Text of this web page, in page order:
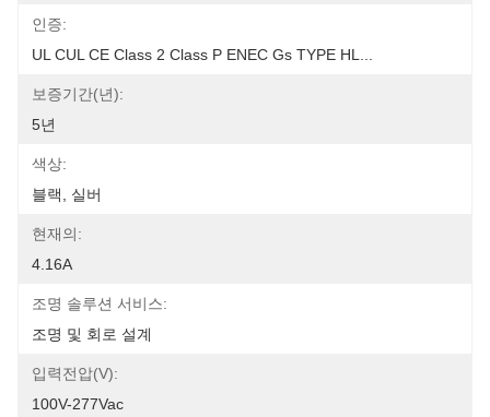
인증:
UL CUL CE Class 2 Class P ENEC Gs TYPE HL...
보증기간(년):
5년
색상:
블랙, 실버
현재의:
4.16A
조명 솔루션 서비스:
조명 및 회로 설계
입력전압(V):
100V-277Vac